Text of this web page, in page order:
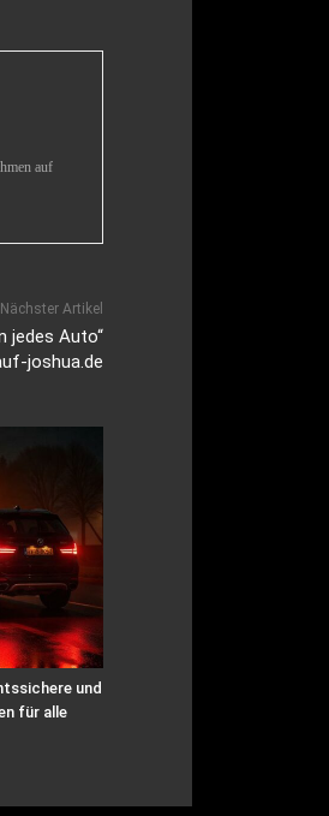
auf
Nächster Artikel
jedes Auto“
joshua.de
und
für alle